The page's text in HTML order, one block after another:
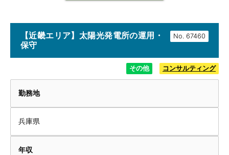
No.
【近畿エリア】太陽光発電所の運用・
保守
その他 コンサルティング
勤務地
兵庫県
年収